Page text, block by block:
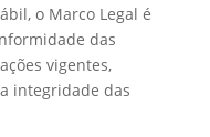
o Marco Legal é
das
vigentes,
integridade das